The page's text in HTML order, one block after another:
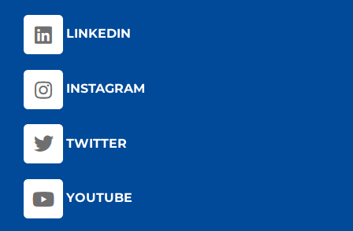
LINKEDIN
INSTAGRAM
TWITTER
YOUTUBE